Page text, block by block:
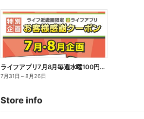
ライフアプリ7月8月毎週水曜100円オフ
7月31日 ～8月26日
Store info